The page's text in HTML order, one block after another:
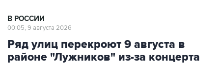
В РОССИИ
00:05, 9 августа 2026
Ряд улиц перекроют 9 августа в
районе "Лужников" из-за концерта